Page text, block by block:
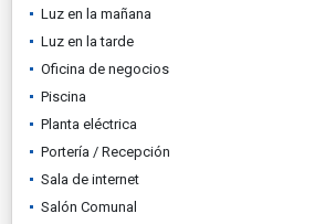
Luz en la mañana
Luz en la tarde
Oficina de negocios
Piscina
Planta eléctrica
Portería / Recepción
Sala de internet
Salón Comunal